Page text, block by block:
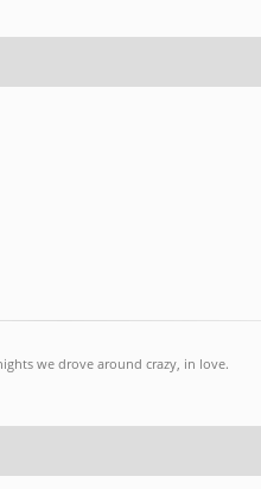
we drove around crazy, in love.